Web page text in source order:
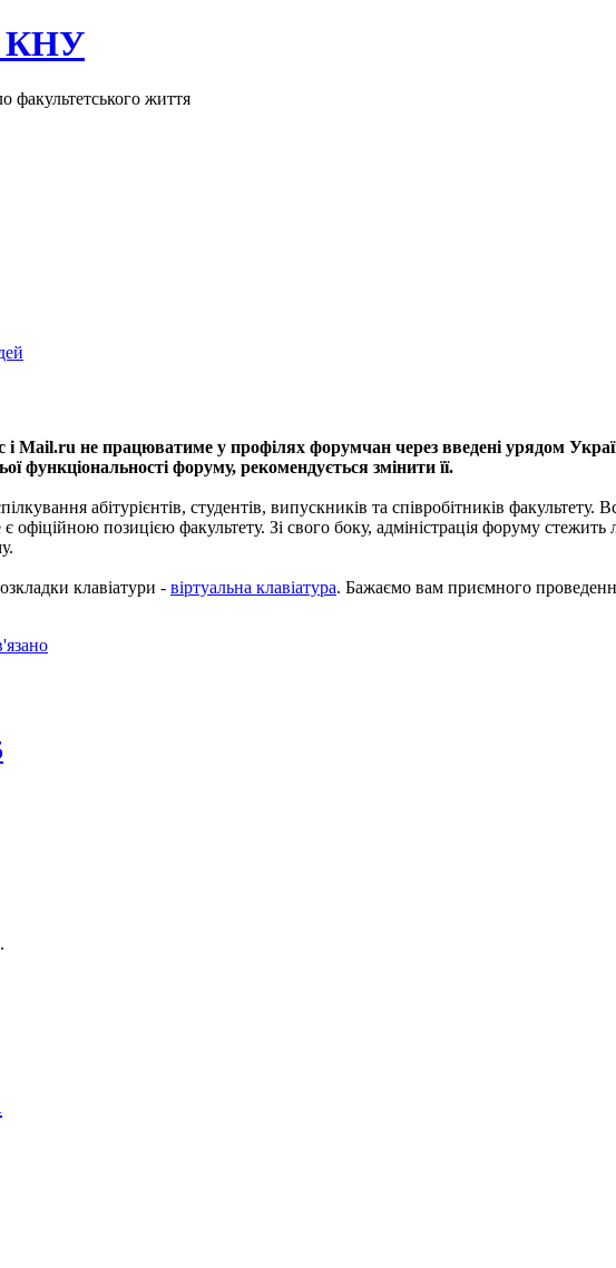
КНУ
факультетського життя
Mail.ru не працюватиме у профілях форумчан через введені урядом
функціональності форуму, рекомендується змінити її.
абітурієнтів, студентів, випускників та співробітників
є офіційною позицією факультету. Зі свого боку, адміністрація форуму
клавіатури - віртуальна клавіатура. Бажаємо вам приємного